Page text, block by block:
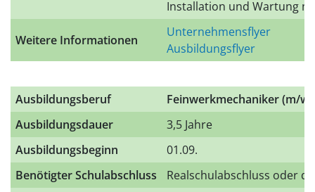
Installation und Wartung
Weitere Informationen
Unternehmensflyer
Ausbildungsflyer
Ausbildungsberuf
Feinwerkmechaniker (m/
Ausbildungsdauer
3,5 Jahre
Ausbildungsbeginn
01.09.
Benötigter Schulabschluss
Realschulabschluss oder